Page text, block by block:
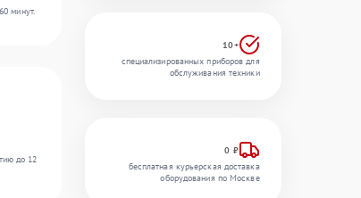
минут.
до 12
10+
специализированных приборов для
обслуживания техники
0 ₽
бесплатная курьерская доставка
оборудования по Москве